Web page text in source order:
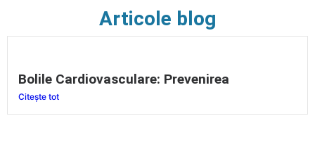
Articole blog
Bolile Cardiovasculare: Prevenirea
Citește tot